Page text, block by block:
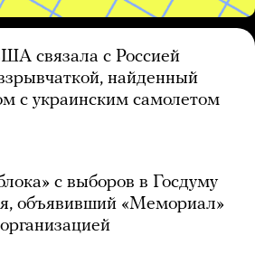
связала с Россией
найденный
с украинским самолетом
с выборов в Госдуму
объявивший «Мемориал»